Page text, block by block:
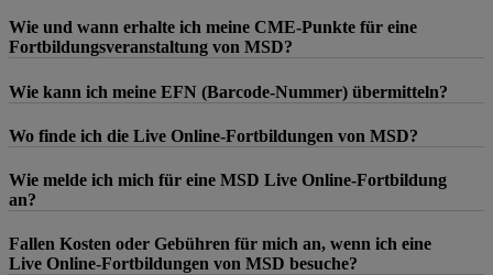
Wie und wann erhalte ich meine CME-Punkte für eine
Fortbildungsveranstaltung von MSD?
Wie kann ich meine EFN (Barcode-Nummer) übermitteln?
Wo finde ich die Live Online-Fortbildungen von MSD?
Wie melde ich mich für eine MSD Live Online-Fortbildung
an?
Fallen Kosten oder Gebühren für mich an, wenn ich eine
Live Online-Fortbildungen von MSD besuche?